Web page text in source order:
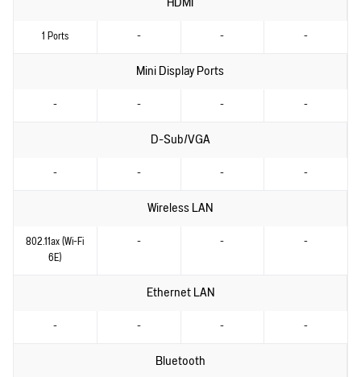
1 Ports - - -
Mini Display Ports
- - - -
D-Sub/VGA
- - - -
Wireless LAN
802.11ax (Wi-Fi
6E)
- - -
Ethernet LAN
- - - -
Bluetooth